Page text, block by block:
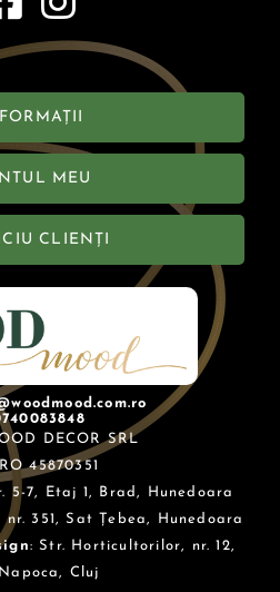
MEU
CLIENȚI
DECOR SRL
45870351
5-7, Etaj 1, Brad, Hunedoara
351, Sat Țebea, Hunedoara
: Str. Horticultorilor, nr. 12,
Cluj